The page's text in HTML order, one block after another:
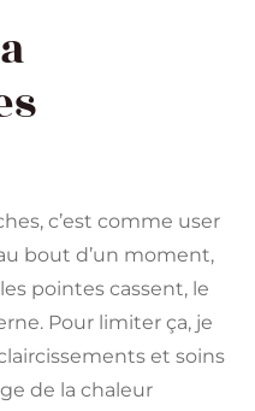
c’est comme user
bout d’un moment,
pointes cassent, le
Pour limiter ça, je
et soins
de la chaleur